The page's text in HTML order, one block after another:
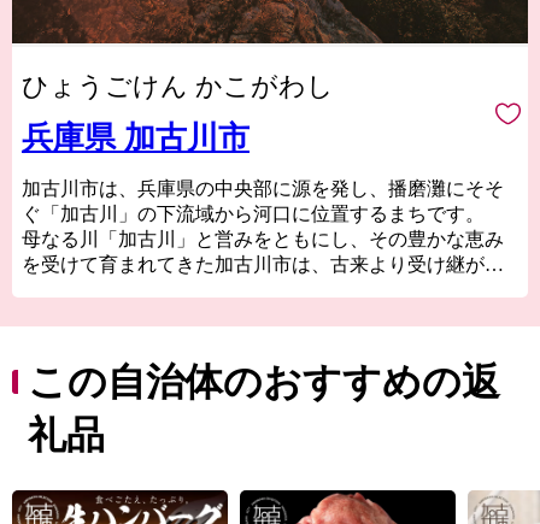
ひょうごけん かこがわし
兵庫県 加古川市
加古川市は、兵庫県の中央部に源を発し、播磨灘にそそ
ぐ「加古川」の下流域から河口に位置するまちです。
母なる川「加古川」と営みをともにし、その豊かな恵み
を受けて育まれてきた加古川市は、古来より受け継がれ
と毎日をすごすことのできるウェルネスライフを積極的
に支援し、次代を担う子どもたちに、夢と希望に満ちた
「ふるさと加古川」を創造するとともに、活力と魅力に
あふれ、笑顔で暮らせるまちづくりを推進しています。
この自治体のおすすめの返
礼品